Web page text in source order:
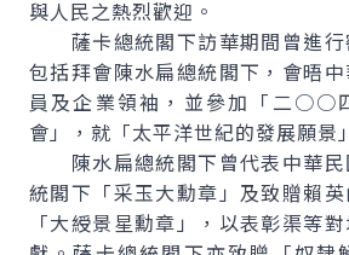
與人民之熱烈歡迎。
薩卡總統閣下訪華期間曾進行
包括拜會陳水扁總統閣下，會晤
員及企業領袖，並參加「二○○
會」，就「太平洋世紀的發展願景
陳水扁總統閣下曾代表中華民
統閣下「采玉大勳章」及致贈賴
「大綬景星勳章」，以表彰渠等